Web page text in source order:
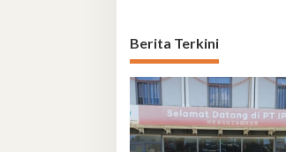
Berita Terkini